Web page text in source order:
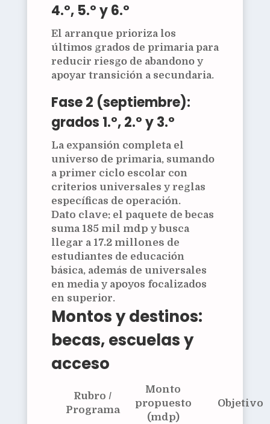
4.º, 5.º y 6.º
El arranque prioriza los
últimos grados de primaria para
reducir riesgo de abandono y
apoyar transición a secundaria.
Fase 2 (septiembre):
grados 1.º, 2.º y 3.º
La expansión completa el
universo de primaria, sumando
a primer ciclo escolar con
criterios universales y reglas
específicas de operación.
Dato clave:el paquete de becas
suma 185 mil mdp y busca
llegar a 17.2 millones de
estudiantes de educación
básica, además de universales
en media y apoyos focalizados
en superior.
Montos y destinos:
becas, escuelas y
acceso
Rubro /
Programa
Monto
propuesto
(mdp)
Objetivo